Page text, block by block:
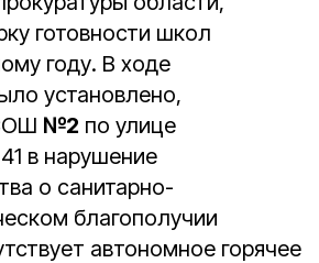
готовности школ
году. В ходе
установлено,
№2 по улице
в нарушение
о санитарно-
благополучии
автономное горячее